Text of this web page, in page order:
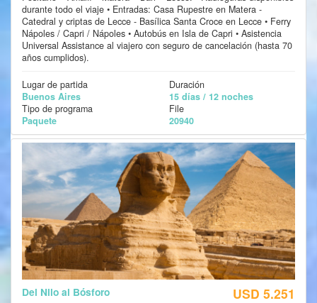
durante todo el viaje • Entradas: Casa Rupestre en Matera -
Catedral y criptas de Lecce - Basílica Santa Croce en Lecce • Ferry
Nápoles / Capri / Nápoles • Autobús en Isla de Capri • Asistencia
Universal Assistance al viajero con seguro de cancelación (hasta 70
años cumplidos).
Lugar de partida
Buenos Aires
Duración
15 días / 12 noches
Tipo de programa
Paquete
File
20940
Del Nilo al Bósforo USD 5.251